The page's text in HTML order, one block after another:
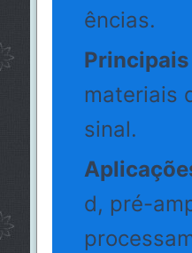
ências.
materiais
sinal.
d, pré-